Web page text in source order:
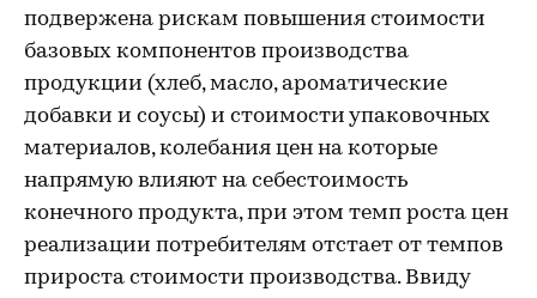
подвержена рискам повышения стоимости
базовых компонентов производства
продукции (хлеб, масло, ароматические
добавки и соусы) и стоимости упаковочных
материалов, колебания цен на которые
напрямую влияют на себестоимость
конечного продукта, при этом темп роста цен
реализации потребителям отстает от темпов
прироста стоимости производства. Ввиду